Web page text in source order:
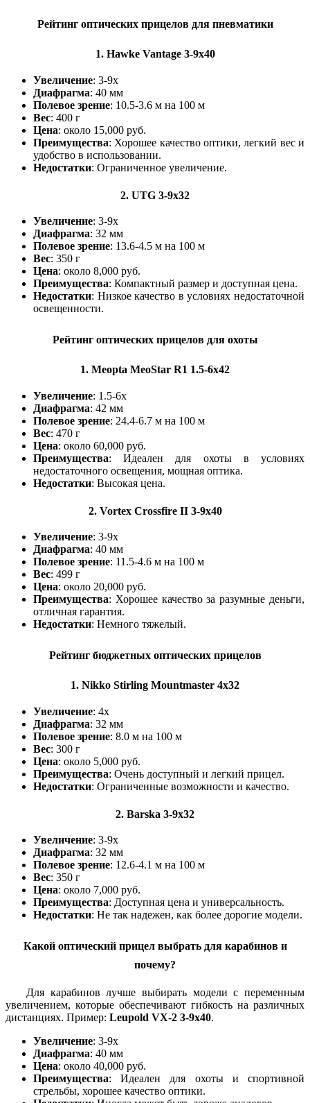
Рейтинг оптических прицелов для пневматики
1. Hawke Vantage 3-9x40
Увеличение: 3-9x
Диафрагма: 40 мм
Полевое зрение: 10.5-3.6 м на 100 м
Вес: 400 г
Цена: около 15,000 руб.
Преимущества: Хорошее качество оптики, легкий вес и
удобство в использовании.
Недостатки: Ограниченное увеличение.
2. UTG 3-9x32
Увеличение: 3-9x
Диафрагма: 32 мм
Полевое зрение: 13.6-4.5 м на 100 м
Вес: 350 г
Цена: около 8,000 руб.
Преимущества: Компактный размер и доступная цена.
Недостатки: Низкое качество в условиях недостаточной
освещенности.
Рейтинг оптических прицелов для охоты
1. Meopta MeoStar R1 1.5-6x42
Увеличение: 1.5-6x
Диафрагма: 42 мм
Полевое зрение: 24.4-6.7 м на 100 м
Вес: 470 г
Цена: около 60,000 руб.
Преимущества: Идеален для охоты в условиях
недостаточного освещения, мощная оптика.
Недостатки: Высокая цена.
2. Vortex Crossfire II 3-9x40
Увеличение: 3-9x
Диафрагма: 40 мм
Полевое зрение: 11.5-4.6 м на 100 м
Вес: 499 г
Цена: около 20,000 руб.
Преимущества: Хорошее качество за разумные деньги,
отличная гарантия.
Недостатки: Немного тяжелый.
Рейтинг бюджетных оптических прицелов
1. Nikko Stirling Mountmaster 4x32
Увеличение: 4x
Диафрагма: 32 мм
Полевое зрение: 8.0 м на 100 м
Вес: 300 г
Цена: около 5,000 руб.
Преимущества: Очень доступный и легкий прицел.
Недостатки: Ограниченные возможности и качество.
2. Barska 3-9x32
Увеличение: 3-9x
Диафрагма: 32 мм
Полевое зрение: 12.6-4.1 м на 100 м
Вес: 350 г
Цена: около 7,000 руб.
Преимущества: Доступная цена и универсальность.
Недостатки: Не так надежен, как более дорогие модели.
Какой оптический прицел выбрать для карабинов и
почему?
Для карабинов лучше выбирать модели с переменным
увеличением, которые обеспечивают гибкость на различных
дистанциях. Пример: Leupold VX-2 3-9x40.
Увеличение: 3-9x
Диафрагма: 40 мм
Цена: около 40,000 руб.
Преимущества: Идеален для охоты и спортивной
стрельбы, хорошее качество оптики.